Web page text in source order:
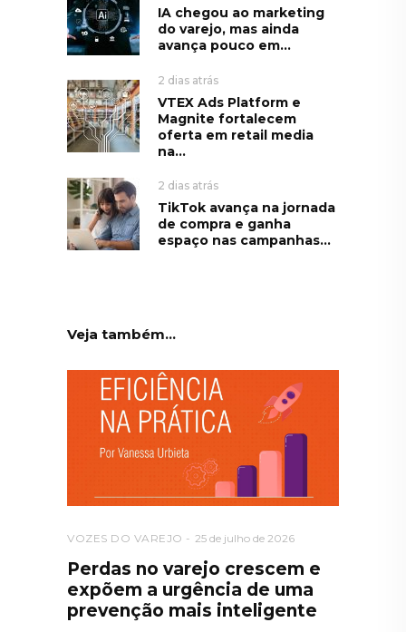
IA chegou ao marketing
do varejo, mas ainda
avança pouco em...
2 dias atrás
VTEX Ads Platform e
Magnite fortalecem
oferta em retail media
na...
2 dias atrás
TikTok avança na jornada
de compra e ganha
espaço nas campanhas...
Veja também...
VOZES DO VAREJO 25 de julho de 2026
Perdas no varejo crescem e
expõem a urgência de uma
prevenção mais inteligente